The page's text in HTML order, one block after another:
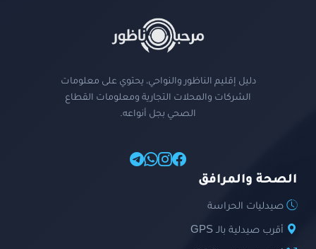
دليل إقليم الناظور والنواحي، يحتوي على معلومات
الشركات والمحلات التجارية ومعلومات القطاع
الصحي بجل أنواعه.
الصحة والمرافق
صيدليات الحراسة
أقرب صيدلية بالـ GPS